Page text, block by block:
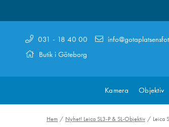
031 - 18 40 00
Butik i Göteborg
Kamera Objektiv
Hem Nyhet! Leica SL3-P & SL-Objektiv Leica